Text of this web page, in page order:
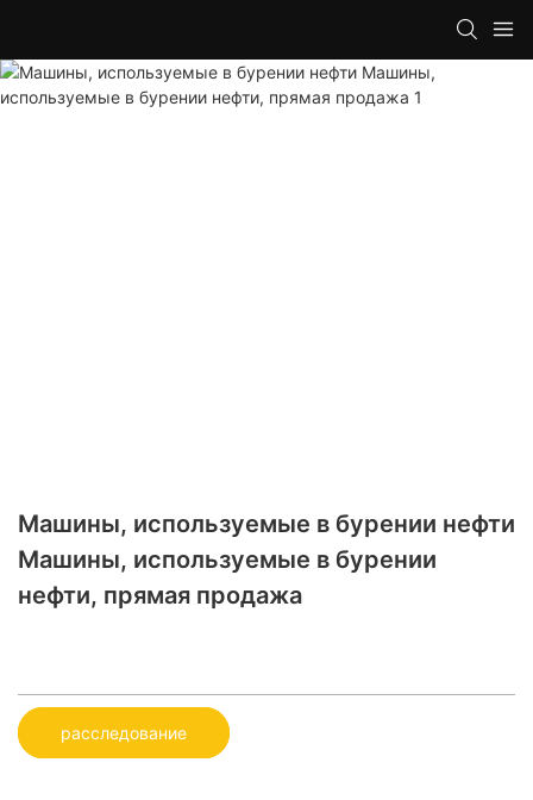
Машины, используемые в бурении нефти
Машины, используемые в бурении
нефти, прямая продажа
расследование